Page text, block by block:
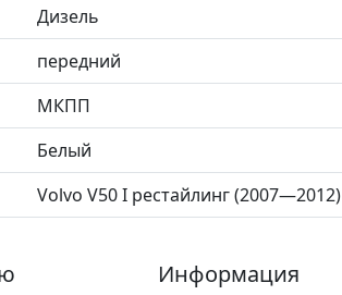
Дизель
передний
МКПП
Белый
Volvo V50 I рестайлинг (2007—2012)
Информация